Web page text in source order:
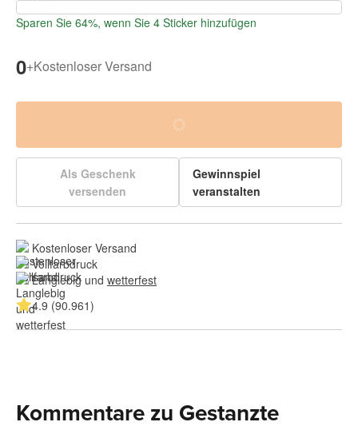
Sparen Sie 64%, wenn Sie 4 Sticker hinzufügen
0+Kostenloser Versand
Als Geschenk
versenden
Gewinnspiel
veranstalten
Kostenloser Versand
Vollfarbdruck
Langlebig und wetterfest
4.9 (90.961)
Kommentare zu Gestanzte